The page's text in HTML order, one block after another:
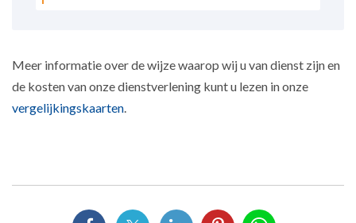
Meer informatie over de wijze waarop wij u van dienst zijn en
de kosten van onze dienstverlening kunt u lezen in onze
vergelijkingskaarten.